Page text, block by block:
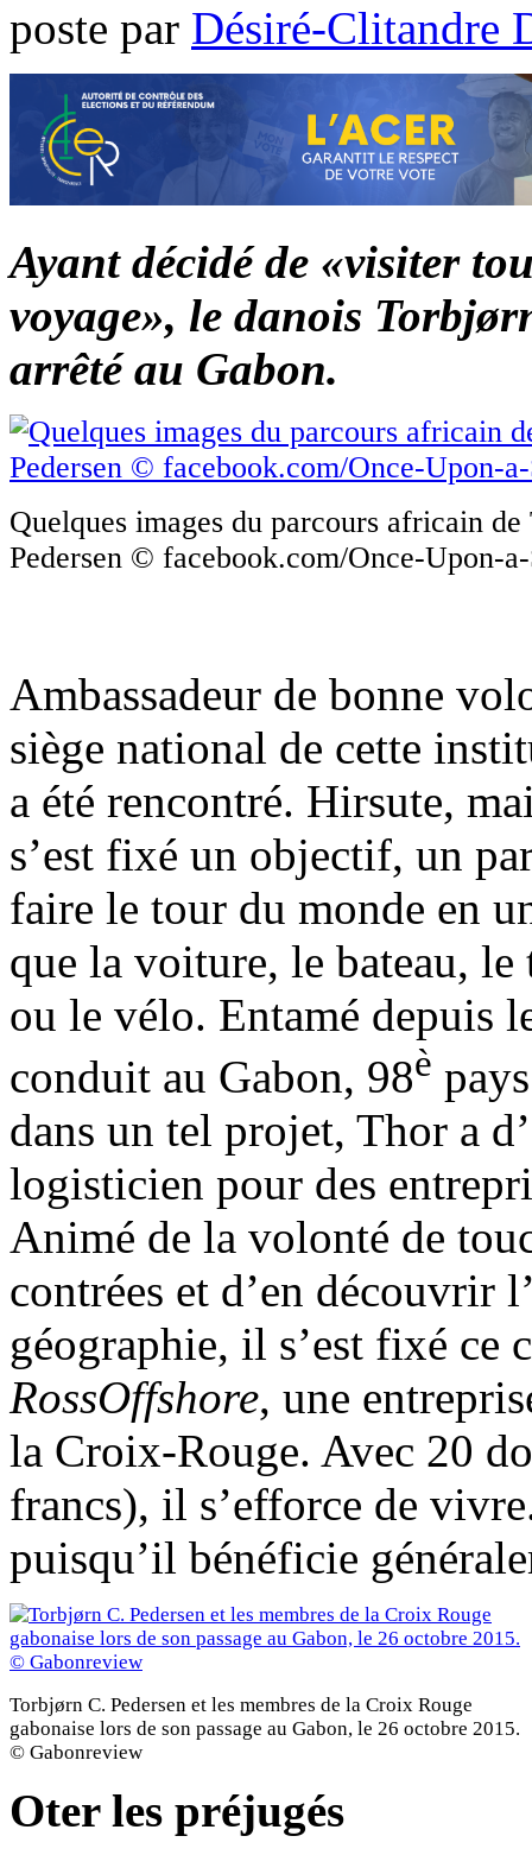
poste par Désiré-Clitandre
Ayant décidé de «visiter
voyage», le danois
arrêté au Gabon.
Quelques images du parcours africain
Pedersen © facebook.com/Once-Upon-a-
Ambassadeur de bonne
siège national de cette
a été rencontré. Hirsute,
s’est fixé un objectif, un
faire le tour du monde en
que la voiture, le bateau,
ou le vélo. Entamé depuis
conduit au Gabon, 98è
dans un tel projet, Thor a
logisticien pour des
Animé de la volonté de
contrées et d’en découvrir
géographie, il s’est fixé ce
RossOffshore, une
la Croix-Rouge. Avec 20
francs), il s’efforce de
puisqu’il bénéficie
Torbjørn C. Pedersen et les membres de la Croix Rouge
gabonaise lors de son passage au Gabon, le 26 octobre 2015.
© Gabonreview
Oter les préjugés